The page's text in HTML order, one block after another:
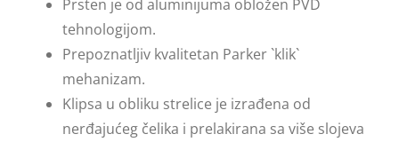
Prsten je od aluminijuma obložen PVD
tehnologijom.
Prepoznatljiv kvalitetan Parker `klik`
mehanizam.
Klipsa u obliku strelice je izrađena od
nerđajućeg čelika i prelakirana sa više slojeva